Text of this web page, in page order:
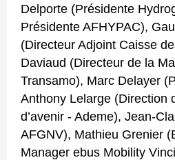
Delporte (Présidente
Présidente AFHYPAC),
(Directeur Adjoint Caisse
Daviaud (Directeur de la
Transamo), Marc Delayer
Anthony Lelarge (Direction
d’avenir - Ademe), Jean-
AFGNV), Mathieu Grenier
Manager ebus Mobility